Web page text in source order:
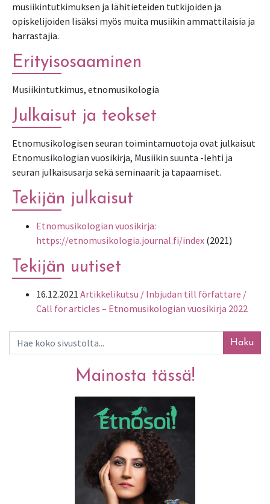
musiikintutkimuksen ja lähitieteiden tutkijoiden ja
opiskelijoiden lisäksi myös muita musiikin ammattilaisia ja
harrastajia.
Erityisosaaminen
Musiikintutkimus, etnomusikologia
Julkaisut ja teokset
Etnomusikologisen seuran toimintamuotoja ovat julkaisut
Etnomusikologian vuosikirja, Musiikin suunta -lehti ja
seuran julkaisusarja sekä seminaarit ja tapaamiset.
Tekijän julkaisut
Etnomusikologian vuosikirja:
https://etnomusikologia.journal.fi/index (2021)
Tekijän uutiset
16.12.2021 Artikkelikutsu / Inbjudan till författare /
Call for articles – Etnomusikologian vuosikirja 2022
Haku
Mainosta tässä!